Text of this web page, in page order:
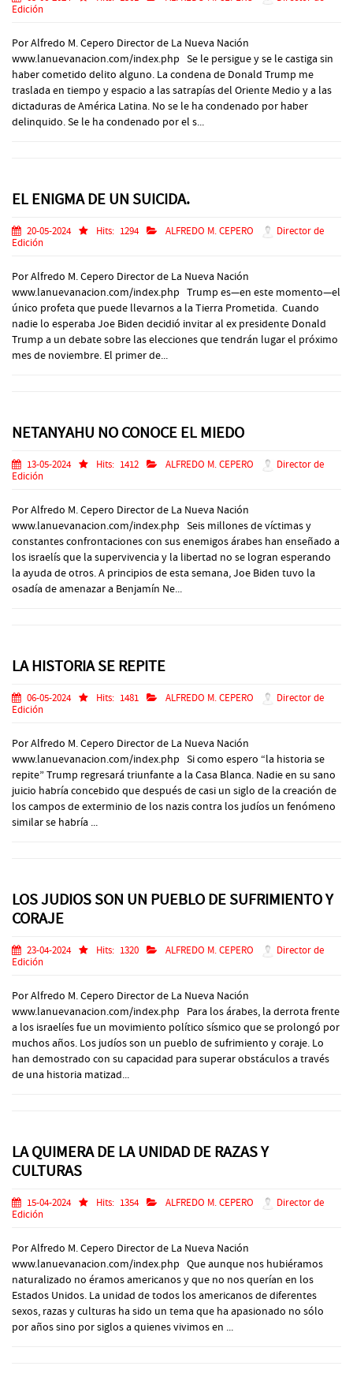
Edición
Por Alfredo M. Cepero Director de La Nueva Nación
www.lanuevanacion.com/index.php Se le persigue y se le castiga sin
haber cometido delito alguno. La condena de Donald Trump me
traslada en tiempo y espacio a las satrapías del Oriente Medio y a las
dictaduras de América Latina. No se le ha condenado por haber
delinquido. Se le ha condenado por el s...
EL ENIGMA DE UN SUICIDA.
20-05-2024 Hits: 1294 ALFREDO M. CEPERO
Director de
Edición
Por Alfredo M. Cepero Director de La Nueva Nación
www.lanuevanacion.com/index.php Trump es—en este momento—el
único profeta que puede llevarnos a la Tierra Prometida. Cuando
nadie lo esperaba Joe Biden decidió invitar al ex presidente Donald
Trump a un debate sobre las elecciones que tendrán lugar el próximo
mes de noviembre. El primer de...
NETANYAHU NO CONOCE EL MIEDO
13-05-2024 Hits: 1412 ALFREDO M. CEPERO
Director de
Edición
Por Alfredo M. Cepero Director de La Nueva Nación
www.lanuevanacion.com/index.php Seis millones de víctimas y
constantes confrontaciones con sus enemigos árabes han enseñado a
los israelís que la supervivencia y la libertad no se logran esperando
la ayuda de otros. A principios de esta semana, Joe Biden tuvo la
osadía de amenazar a Benjamín Ne...
LA HISTORIA SE REPITE
06-05-2024 Hits: 1481 ALFREDO M. CEPERO
Director de
Edición
Por Alfredo M. Cepero Director de La Nueva Nación
www.lanuevanacion.com/index.php Si como espero “la historia se
repite” Trump regresará triunfante a la Casa Blanca. Nadie en su sano
juicio habría concebido que después de casi un siglo de la creación de
los campos de exterminio de los nazis contra los judíos un fenómeno
similar se habría ...
LOS JUDIOS SON UN PUEBLO DE SUFRIMIENTO Y
CORAJE
23-04-2024 Hits: 1320 ALFREDO M. CEPERO
Director de
Edición
Por Alfredo M. Cepero Director de La Nueva Nación
www.lanuevanacion.com/index.php Para los árabes, la derrota frente
a los israelíes fue un movimiento político sísmico que se prolongó por
muchos años. Los judíos son un pueblo de sufrimiento y coraje. Lo
han demostrado con su capacidad para superar obstáculos a través
de una historia matizad...
LA QUIMERA DE LA UNIDAD DE RAZAS Y
CULTURAS
15-04-2024 Hits: 1354 ALFREDO M. CEPERO
Director de
Edición
Por Alfredo M. Cepero Director de La Nueva Nación
www.lanuevanacion.com/index.php Que aunque nos hubiéramos
naturalizado no éramos americanos y que no nos querían en los
Estados Unidos. La unidad de todos los americanos de diferentes
sexos, razas y culturas ha sido un tema que ha apasionado no sólo
por años sino por siglos a quienes vivimos en ...